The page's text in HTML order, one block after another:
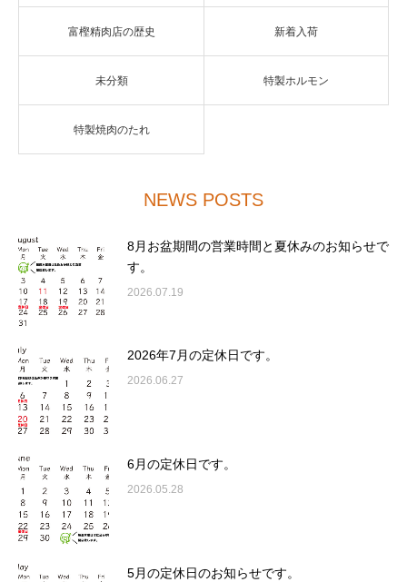
富樫精肉店の歴史 新着入荷
未分類 特製ホルモン
特製焼肉のたれ
NEWS POSTS
8月お盆期間の営業時間と夏休みのお知らせで
す。
2026.07.19
2026年7月の定休日です。
2026.06.27
6月の定休日です。
2026.05.28
5月の定休日のお知らせです。